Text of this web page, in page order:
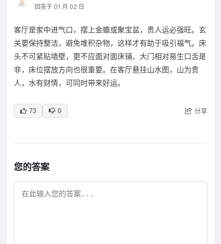
回答于 01 月 02 日
客厅是家中进气口，摆上金蟾或聚宝盆，贵人运必强旺。玄
关要保持整洁，避免堆积杂物，这样才有助于吸引福气。床
头不可紧贴墙壁，更不应面对面床铺、大门相对易生口舌是
非，床位摆放方向也很重要。在客厅悬挂山水图，山为贵
人，水有财情，可同时带来好运。
73 0 分享
您的答案